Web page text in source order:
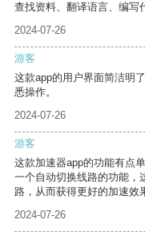
查找资料、翻译语言、编写
2024-07-26
游客
这款app的用户界面简洁明
悉操作。
2024-07-26
游客
这款加速器app的功能有点
一个自动切换线路的功能，
路，从而获得更好的加速效
2024-07-26